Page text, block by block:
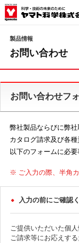
製品情報
お問い合わせ
お問い合わせフ
弊社製品ならびに弊
カタログ請求及び各
以下のフォームに必要
※ ご入力の際、半角
入力の前にご確認
ご提供いただいた個
ご請求等にお応えす